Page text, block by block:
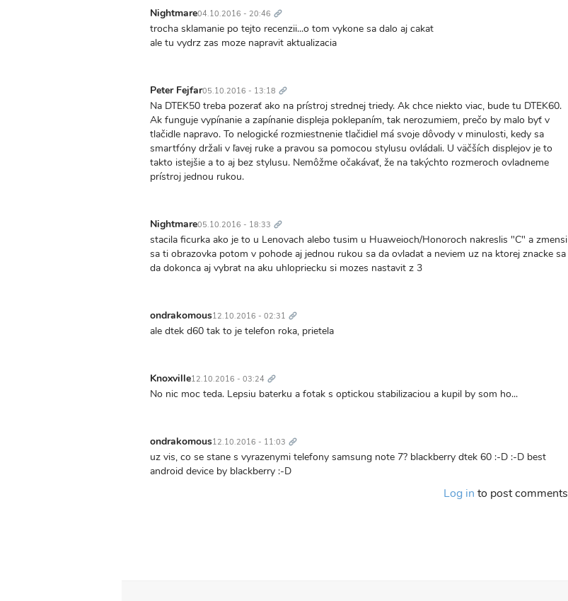
Nightmare04.10.2016 - 20:46 odkaz
trocha sklamanie po tejto recenzii...o tom vykone sa dalo aj cakat
ale tu vydrz zas moze napravit aktualizacia
Peter Fejfar05.10.2016 - 13:18 odkaz
Na DTEK50 treba pozerať ako na prístroj strednej triedy. Ak chce niekto viac, bude tu DTEK60.
Ak funguje vypínanie a zapínanie displeja poklepaním, tak nerozumiem, prečo by malo byť v
tlačidle napravo. To nelogické rozmiestnenie tlačidiel má svoje dôvody v minulosti, kedy sa
smartfóny držali v ľavej ruke a pravou sa pomocou stylusu ovládali. U väčších displejov je to
takto istejšie a to aj bez stylusu. Nemôžme očakávať, že na takýchto rozmeroch ovladneme
prístroj jednou rukou.
Nightmare05.10.2016 - 18:33 odkaz
stacila ficurka ako je to u Lenovach alebo tusim u Huaweioch/Honoroch nakreslis "C" a zmensi
sa ti obrazovka potom v pohode aj jednou rukou sa da ovladat a neviem uz na ktorej znacke sa
da dokonca aj vybrat na aku uhlopriecku si mozes nastavit z 3
ondrakomous12.10.2016 - 02:31 odkaz
ale dtek d60 tak to je telefon roka, prietela
Knoxville12.10.2016 - 03:24 odkaz
No nic moc teda. Lepsiu baterku a fotak s optickou stabilizaciou a kupil by som ho...
ondrakomous12.10.2016 - 11:03 odkaz
uz vis, co se stane s vyrazenymi telefony samsung note 7? blackberry dtek 60 :-D :-D best
android device by blackberry :-D
Log in to post comments